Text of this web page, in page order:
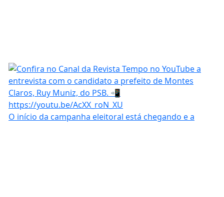
O início da campanha eleitoral está chegando e a